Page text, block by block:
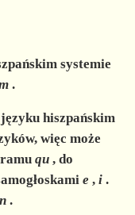
systemie
.
hiszpańskim
więc może
qu, do
e , i.
.